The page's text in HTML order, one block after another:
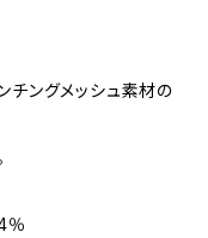
チングメッシュ素材の
％